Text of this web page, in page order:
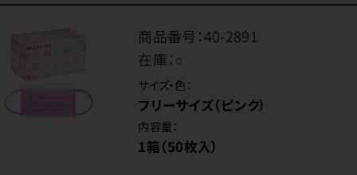
商品番号：40-2891
在庫：○
サイズ・色：
フリーサイズ（ピンク）
内容量：
1箱（50枚入）